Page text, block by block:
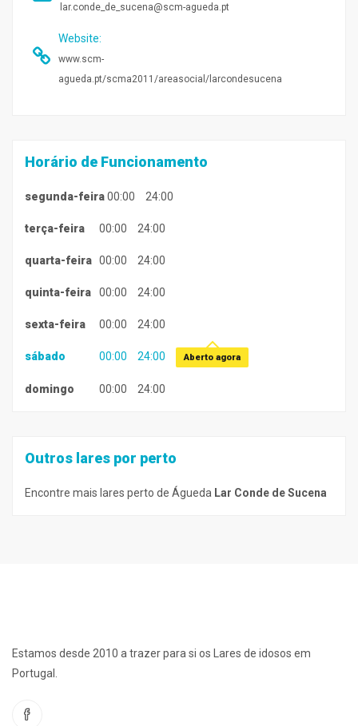
lar.conde_de_sucena@scm-agueda.pt
Website:
www.scm-
agueda.pt/scma2011/areasocial/larcondesucena
Horário de Funcionamento
segunda-feira00:00 24:00
terça-feira 00:00 24:00
quarta-feira 00:00 24:00
quinta-feira 00:00 24:00
sexta-feira 00:00 24:00
sábado 00:00 24:00 Aberto agora
domingo 00:00 24:00
Outros lares por perto
Encontre mais lares perto de Águeda Lar Conde de Sucena
Estamos desde 2010 a trazer para si os Lares de idosos em
Portugal.